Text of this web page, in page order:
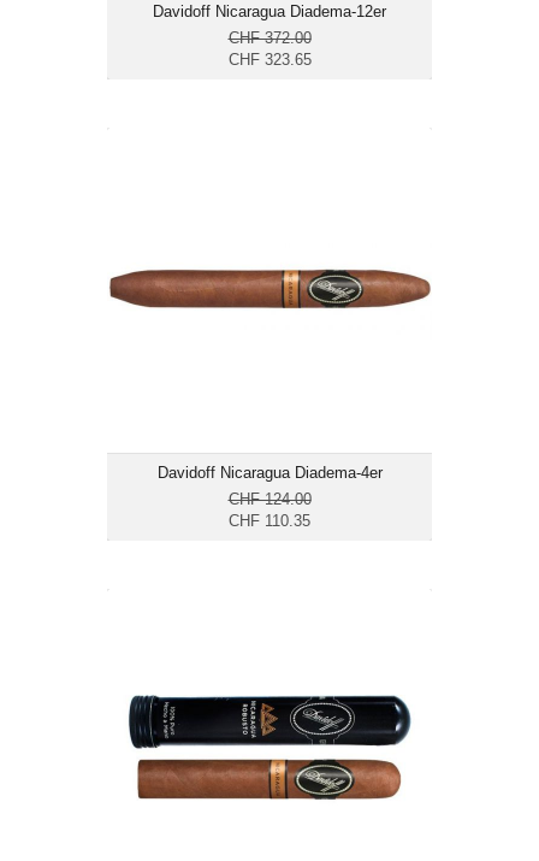
Davidoff Nicaragua Diadema-12er
CHF 372.00
CHF 323.65
Davidoff Nicaragua Diadema-4er
CHF 124.00
CHF 110.35
Länge: 16.5
mittelkräftig bis kräftig
Format: Robusto
Ringmass: 50
Länge: 12.7
mittelkräftig bis kräftig